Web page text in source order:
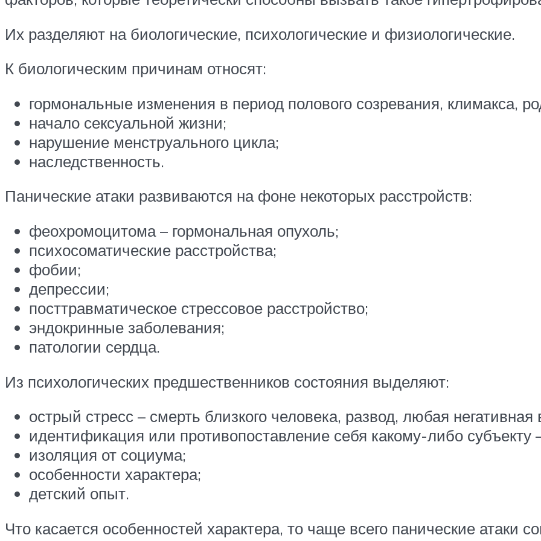
Их разделяют на биологические, психологические и физиологические.
К биологическим причинам относят:
гормональные изменения в период полового созревания, климакса,
начало сексуальной жизни;
нарушение менструального цикла;
наследственность.
Панические атаки развиваются на фоне некоторых расстройств:
феохромоцитома – гормональная опухоль;
психосоматические расстройства;
фобии;
депрессии;
посттравматическое стрессовое расстройство;
эндокринные заболевания;
патологии сердца.
Из психологических предшественников состояния выделяют:
острый стресс – смерть близкого человека, развод, любая негативная
идентификация или противопоставление себя какому-либо субъекту
изоляция от социума;
особенности характера;
детский опыт.
Что касается особенностей характера, то чаще всего панические атаки